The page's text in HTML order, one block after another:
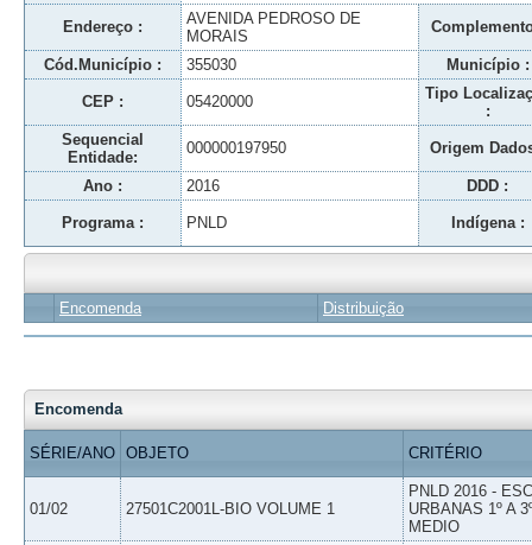
Endereço :
AVENIDA PEDROSO DE
MORAIS
Cód.Município : 355030 Município :
CEP : 05420000
Tipo
:
Sequencial
Entidade:
000000197950 Origem
Ano : 2016 DDD :
Programa : PNLD Indígena :
Encomenda Distribuição
Encomenda
SÉRIE/ANO OBJETO CRITÉRIO
01/02 27501C2001L-BIO VOLUME 1
PNLD 2016 -
URBANAS 1º A
MEDIO